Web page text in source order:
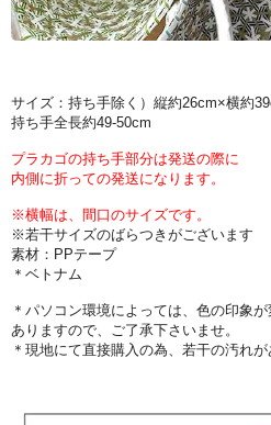
サイズ：持ち手除く）縦約26cm×横約
持ち手全長約49-50cm
プラカゴの持ち手部分は発送の際に
内側に折っての発送になります。
※横幅は、間口のサイズです。
※若干サイズのばらつきがございます
素材：PPテープ
＊ベトナム
＊パソコン環境によっては、色の印象
ありますので、ご了承下さいませ。
＊現地にて直接購入の為、若干の汚れが